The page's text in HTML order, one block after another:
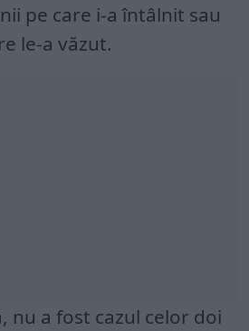
pe care i-a întâlnit sau
le-a văzut.
nu a fost cazul celor doi